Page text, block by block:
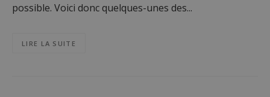
possible. Voici donc quelques-unes des...
LIRE LA SUITE